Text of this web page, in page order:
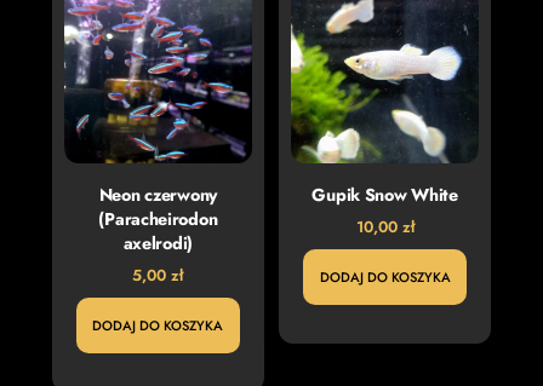
Neon czerwony
(Paracheirodon
axelrodi)
5,00zł
DODAJ DO KOSZYKA
Gupik Snow White
10,00 zł
DODAJ DO KOSZYKA